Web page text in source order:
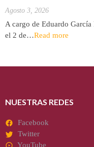
Agosto 3, 2026
A cargo de Eduardo
el 2 de…Read more
NUESTRAS REDES
Facebook
Twitter
YouTube